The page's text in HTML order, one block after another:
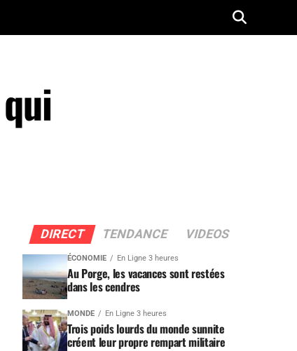
DIRECT TENDANCE VIDEOS
ÉCONOMIE En Ligne 3 heures
Au Porge, les vacances sont restées
dans les cendres
MONDE En Ligne 3 heures
Trois poids lourds du monde sunnite
créent leur propre rempart militaire